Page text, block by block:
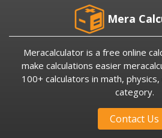
Mera
Meracalculator is a free online
make calculations easier
100+ calculators in math,
category.
Contact Us